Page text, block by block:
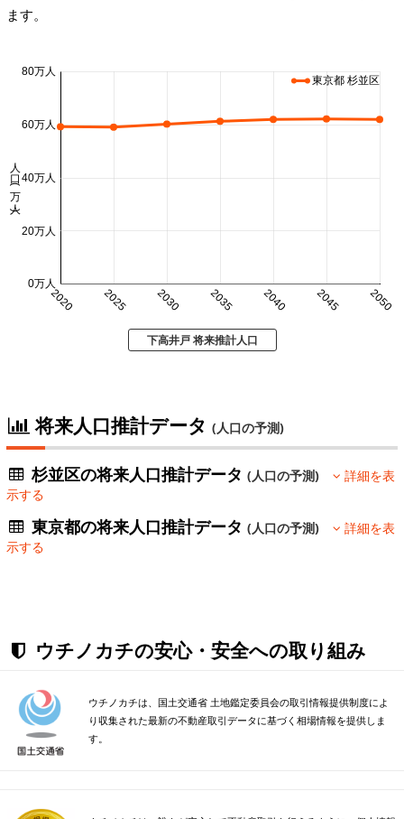
ます。
2020 2025 2030 2035 2040 2045 2050
0万人
20万人
40万人
60万人
80万人
人口 (万人)
東京都 杉並区
下高井戸 将来推計人口
将来人口推計データ (人口の予測)
杉並区の将来人口推計データ(人口の予測)
詳細を表
示する
東京都の将来人口推計データ(人口の予測)
詳細を表
示する
ウチノカチの安心・安全への取り組み
ウチノカチは、国土交通省 土地鑑定委員会の取引情報提供制度によ
り収集された最新の不動産取引データに基づく相場情報を提供しま
す。